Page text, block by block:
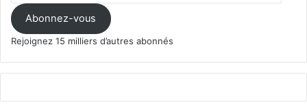
mail Abonnez-vous
Rejoignez 15 milliers d’autres abonnés